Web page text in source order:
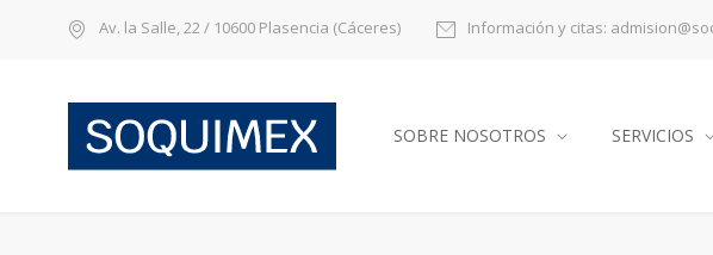
Av. la Salle, 22 / 10600 Plasencia (Cáceres) Información y citas:
SOBRE NOSOTROS SERVICIOS